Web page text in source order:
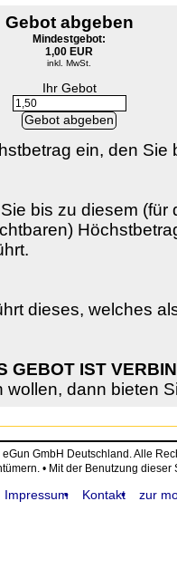
Gebot abgeben
Mindestgebot:
1,00 EUR
inkl. MwSt.
Ihr Gebot
ein, den Sie
bis zu diesem (für
dieses, welches
GEBOT IST
wollen, dann bieten
GmbH Deutschland. Alle
• Mit der Benutzung
Impressum Kontakt zur